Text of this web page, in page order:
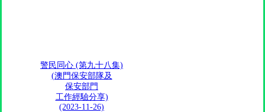
警民同心 (第九十八集)
(澳門保安部隊及
保安部門
工作經驗分享)
(2023-11-26)